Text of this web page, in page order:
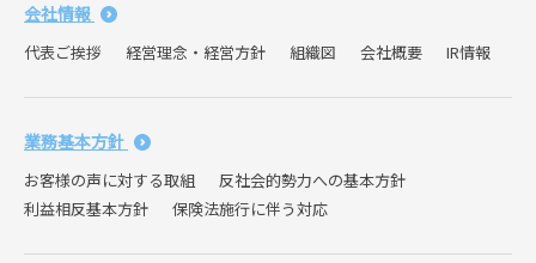
会社情報
代表ご挨拶 経営理念・経営方針 組織図 会社概要 IR情報
業務基本方針
お客様の声に対する取組
反社会的勢力への基本方針
利益相反基本方針
保険法施行に伴う対応